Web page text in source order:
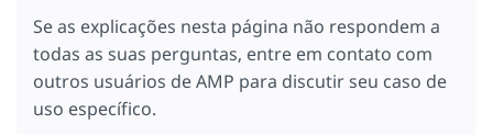
Se as explicações nesta página não respondem a
todas as suas perguntas, entre em contato com
outros usuários de AMP para discutir seu caso de
uso específico.